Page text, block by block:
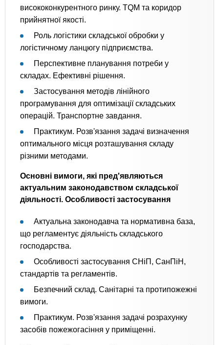
висококонкурентного ринку. TQM та коридор
прийнятної якості.
Роль логістики складської обробки у
логістичному ланцюгу підприємства.
Перспективне планування потреби у
складах. Ефективні рішення.
Застосування методів лінійного
програмування для оптимізації складських
операцій. Транспортне завдання.
Практикум. Розв'язання задачі визначення
оптимального місця розташування складу
різними методами.
Основні вимоги, які пред'являються
актуальним законодавством складської
діяльності. Особливості застосування
Актуальна законодавча та нормативна база,
що регламентує діяльність складського
господарства.
Особливості застосування СНіП, СанПіН,
стандартів та регламентів.
Безпечний склад. Санітарні та протипожежні
вимоги.
Практикум. Розв'язання задачі розрахунку
засобів пожежогасіння у приміщенні.